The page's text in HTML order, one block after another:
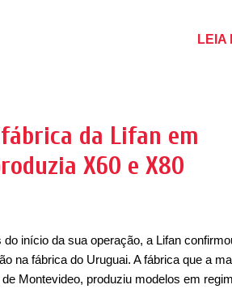
joint-venture para desenvolver a troca de
cobrindo as 100 principais cidades
e serviços de troca de baterias para
empresas e o público em geral. Os...
LEIA
da Lifan em
X60 e X80
início da sua operação, a Lifan
na fábrica do Uruguai. A fábrica que a
Montevideo, produziu modelos em